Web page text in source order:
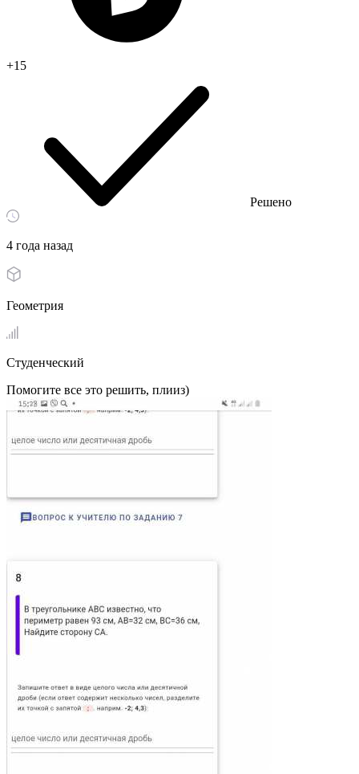
+15
Решено
4 года назад
Геометрия
Студенческий
Помогите все это решить, плииз)